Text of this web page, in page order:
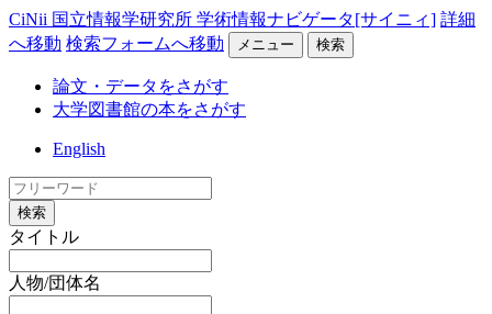
CiNii 国立情報学研究所 学術情報ナビゲータ[サイニィ] 詳細
へ移動 検索フォームへ移動 メニュー 検索
論文・データをさがす
大学図書館の本をさがす
English
検索
タイトル
人物/団体名